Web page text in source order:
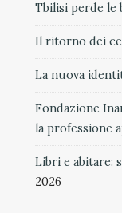
Tbilisi perde le
Il ritorno dei
La nuova
Fondazione
la professione
Libri e abitare:
2026